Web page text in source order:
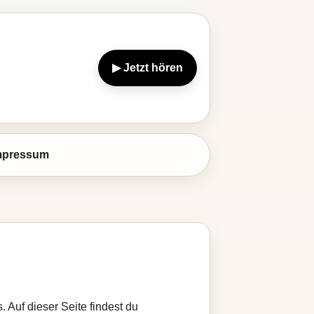
▶ Jetzt hören
Auf dieser Seite findest du